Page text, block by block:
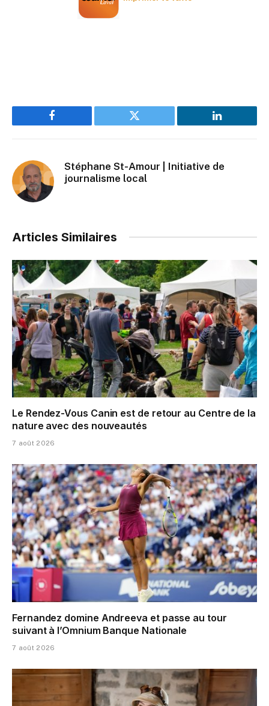
Facebook Twitter LinkedIn
Stéphane St-Amour | Initiative de
journalisme local
Articles Similaires
Le Rendez-Vous Canin est de retour au Centre de la
nature avec des nouveautés
7 août 2026
Fernandez domine Andreeva et passe au tour
suivant à l’Omnium Banque Nationale
7 août 2026